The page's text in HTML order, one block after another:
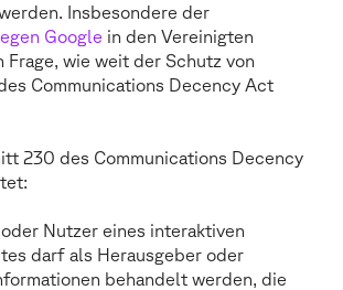
Insbesondere der
Google in den Vereinigten
wie weit der Schutz von
Communications Decency Act
230 des Communications Decency
Nutzer eines interaktiven
darf als Herausgeber oder
behandelt werden, die